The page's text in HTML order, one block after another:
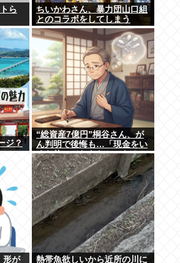
ら
ちいかわさん、暴力団山口組
とのコラボをしてしまう
ジ？
“総資産7億円”桐谷さん、が
ん判明で後悔も…「現金をい
くら使っておきたかった？」
にまさかの回答
形が
熱帯魚欲しいから近所の川に